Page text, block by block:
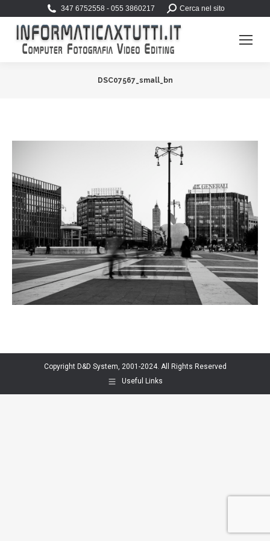
347 6752558 - 055 3860217 Search:Cerca nel sito
DSC07567_small_bn
Copyright D&D System, 2001-2024. All Rights Reserved
Useful Links